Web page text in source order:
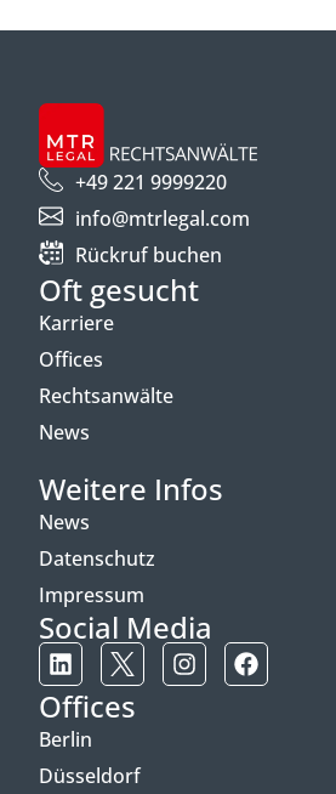
+49 221 9999220
info@mtrlegal.com
Rückruf buchen
Oft gesucht
Karriere
Offices
Rechtsanwälte
News
Weitere Infos
News
Datenschutz
Impressum
Social Media
Offices
Berlin
Düsseldorf